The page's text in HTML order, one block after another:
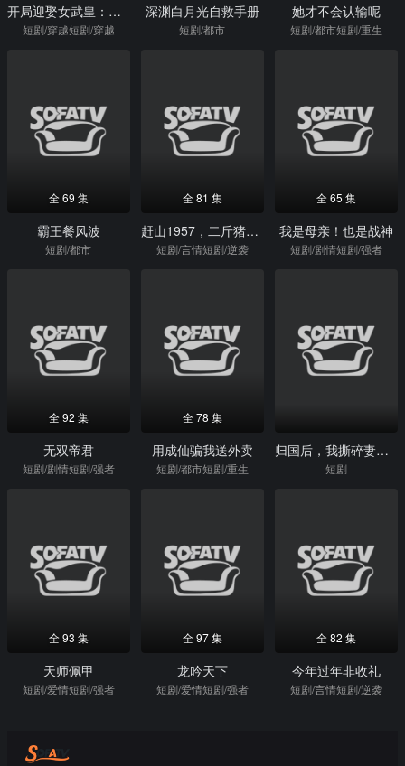
开局迎娶女武皇：助她成帝
短剧/穿越短剧/穿越
深渊白月光自救手册
短剧/都市
她才不会认输呢
短剧/都市短剧/重生
全 69 集
霸王餐风波
短剧/都市
全 81 集
赶山1957，二斤猪肉换个媳妇
短剧/言情短剧/逆袭
全 65 集
我是母亲！也是战神
短剧/剧情短剧/强者
全 92 集
无双帝君
短剧/剧情短剧/强者
全 78 集
用成仙骗我送外卖
短剧/都市短剧/重生
归国后，我撕碎妻子的谎言
短剧
全 93 集
天师佩甲
短剧/爱情短剧/强者
全 97 集
龙吟天下
短剧/爱情短剧/强者
全 82 集
今年过年非收礼
短剧/言情短剧/逆袭